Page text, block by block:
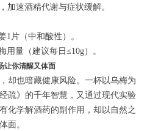
加速酒精代谢与症状缓解。
1片（中和酸性）。
用量（建议每日≤10g）。
让你清醒又体面
却也暗藏健康风险。一杯以乌梅为
疏》的千年智慧，又通过现代实验
化学解酒药的副作用，却以自然之
面。